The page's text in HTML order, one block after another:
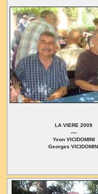
LA VIERE 2009
----
Yvon VICIDOMINI
Georges